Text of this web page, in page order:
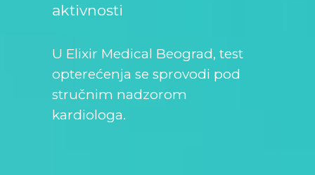
aktivnosti
U Elixir Medical Beograd, test
opterećenja se sprovodi pod
stručnim nadzorom
kardiologa.